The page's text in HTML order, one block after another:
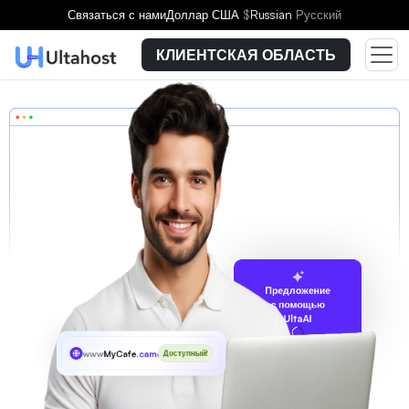
Связаться с намиДоллар США $Russian Русский
КЛИЕНТСКАЯ ОБЛАСТЬ
Предложение
с помощью
UltaAI
wwwMyCafe.cameraДоступный!